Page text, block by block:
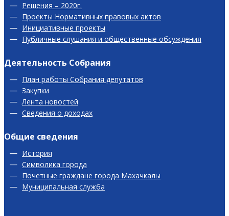
Решения – 2020г.
Проекты Нормативных правовых актов
Инициативные проекты
Публичные слушания и общественные обсуждения
Деятельность Собрания
План работы Собрания депутатов
Закупки
Лента новостей
Сведения о доходах
Общие сведения
История
Символика города
Почетные граждане города Махачкалы
Муниципальная служба